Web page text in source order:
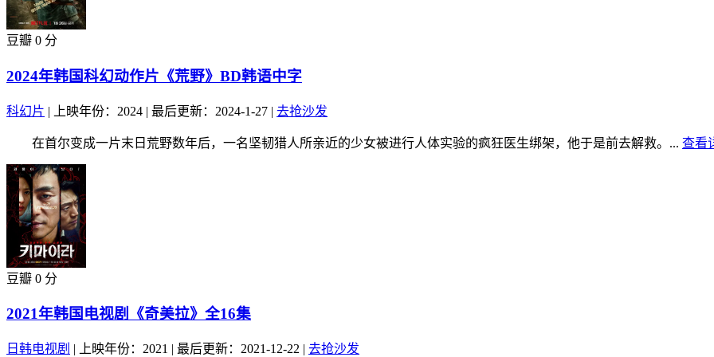
豆瓣 0 分
2024年韩国科幻动作片《荒野》BD韩语中字
科幻片 | 上映年份：2024 | 最后更新：2024-1-27 | 去抢沙发
在首尔变成一片末日荒野数年后，一名坚韧猎人所亲近的少女被进行人体实验的疯狂医生绑架，他于是前去解救。... 查看
豆瓣 0 分
2021年韩国电视剧《奇美拉》全16集
日韩电视剧 | 上映年份：2021 | 最后更新：2021-12-22 | 去抢沙发